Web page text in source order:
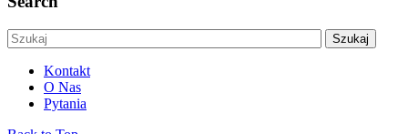
Kontakt
O Nas
Pytania